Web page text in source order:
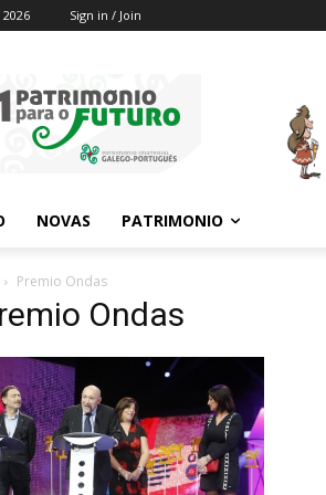
Sign in / Join
NOVAS PATRIMONIO
Premio Ondas
Ondas